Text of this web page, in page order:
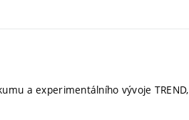
a experimentálního vývoje TREND,